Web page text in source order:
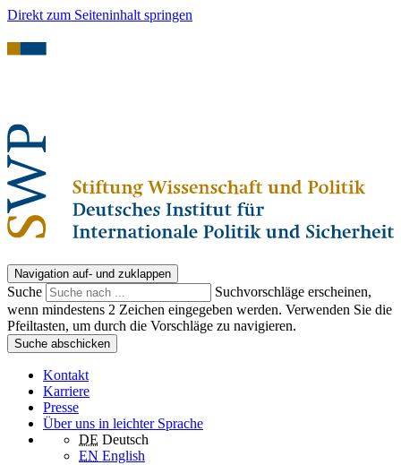
Direkt zum Seiteninhalt springen
Navigation auf- und zuklappen
Suche
Suchvorschläge erscheinen,
wenn mindestens 2 Zeichen eingegeben werden. Verwenden Sie die
Pfeiltasten, um durch die Vorschläge zu navigieren.
Suche abschicken
Kontakt
Karriere
Presse
Über uns in leichter Sprache
DE Deutsch
EN English